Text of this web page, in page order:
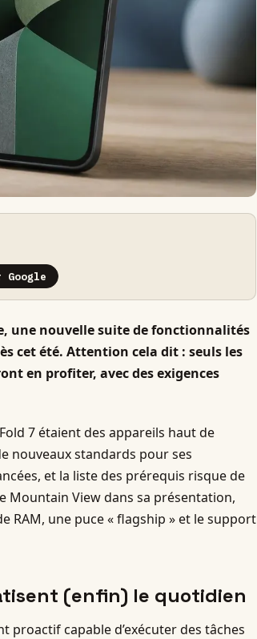
une nouvelle suite de fonctionnalités
cet été. Attention cela dit : seuls les
en profiter, avec des exigences
7 étaient des appareils haut de
nouveaux standards pour ses
et la liste des prérequis risque de
Mountain View dans sa présentation,
RAM, une puce « flagship » et le support
(enfin) le quotidien
proactif capable d’exécuter des tâches